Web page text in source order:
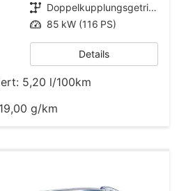
Getriebe
Doppelkupplungsgetriebe (DSG)
Leistung 85 kW (116 PS)
Details
5,20 l/100km
g/km